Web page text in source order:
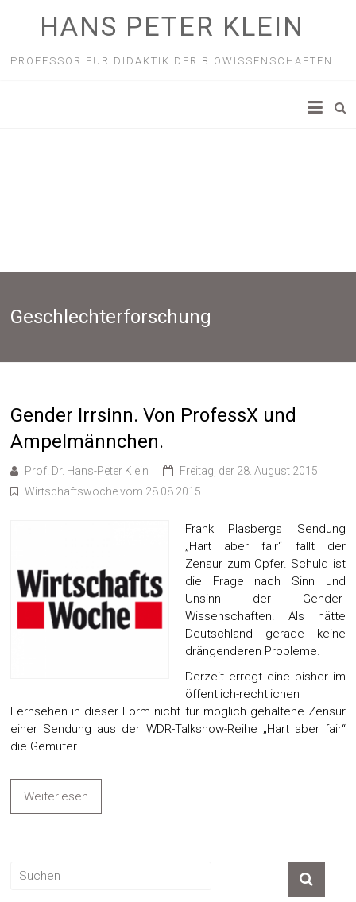
HANS PETER KLEIN
PROFESSOR FÜR DIDAKTIK DER BIOWISSENSCHAFTEN
Geschlechterforschung
Gender Irrsinn. Von ProfessX und
Ampelmännchen.
Prof. Dr. Hans-Peter Klein
Freitag, der 28. August 2015
Wirtschaftswoche vom 28.08.2015
Frank Plasbergs Sendung
„Hart aber fair“ fällt der
Zensur zum Opfer. Schuld ist
die Frage nach Sinn und
Unsinn der Gender-
Wissenschaften. Als hätte
Deutschland gerade keine
drängenderen Probleme.
Derzeit erregt eine bisher im
öffentlich-rechtlichen
Fernsehen in dieser Form nicht für möglich gehaltene Zensur
einer Sendung aus der WDR-Talkshow-Reihe „Hart aber fair“
die Gemüter.
Weiterlesen